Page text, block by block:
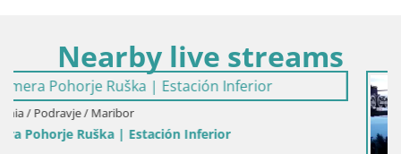
Nearby live streams